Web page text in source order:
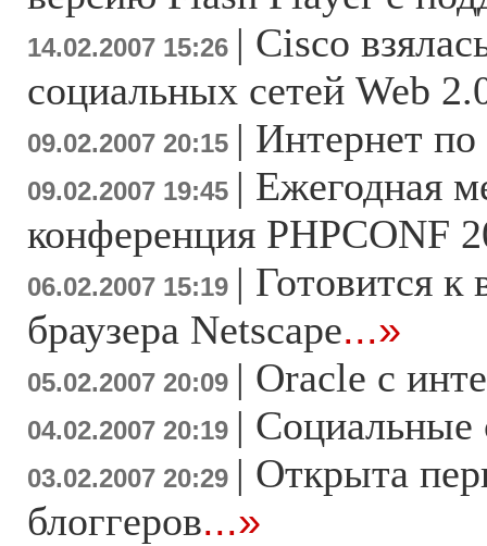
14.02.2007 15:26 | Cisco
социальных сетей Web
09.02.2007 20:15 | Интернет по
09.02.2007 19:45 | Ежегодная
конференция PHPCONF
06.02.2007 15:19 | Готовится к
браузера Netscape...»
05.02.2007 20:09 | Oracle с
04.02.2007 20:19 | Социальные
03.02.2007 20:29 | Открыта
блоггеров...»